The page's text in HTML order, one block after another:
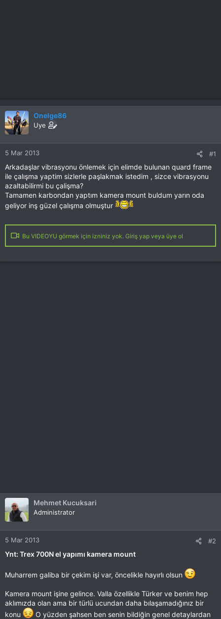
Onelge86
Uye
5 Mar 2013 #1
Arkadaşlar vibrasyonu önlemek için elimde bulunan quard frame
ile çalışma yaptim sizlerle paşlakmak istedim , sizce vibrasyonu
azaltabilirmi bu çalişma?
Tamamen karbondan yaptım kamera mount buldum yarın oda
geliyor inş güzel çalışma olmuştur
Bu VIDEOYU görmek için izniniz yok. Giriş yap veya üye ol
Mehmet Kucuksari
Administrator
5 Mar 2013 #2
Ynt: Trex 700N el yapımı kamera mount
Muharrem galiba bir çekim işi var, öncelikle hayırlı olsun
Kamera mount işine gelince. Valla özellikle Türker ve benim hep
aklımızda olan ama bir türlü ucundan daha bılaşamadığınız bir
konu
O yüzden şahsen ben senin bildiğin genel detaylardan